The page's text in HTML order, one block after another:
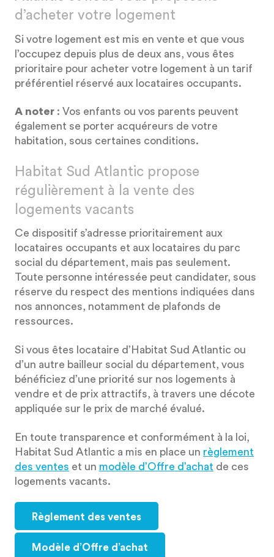
d’acheter votre logement
Si votre logement est mis en vente et que vous
l’occupez depuis plus de deux ans, vous êtes
prioritaire pour acheter votre logement à un tarif
préférentiel réservé aux locataires occupants.
A noter : Vos enfants ou vos parents peuvent
également se porter acquéreurs de votre
habitation, sous certaines conditions.
Habitat Sud Atlantic propose
régulièrement à la vente des
logements vacants
Ce dispositif s’adresse prioritairement aux
locataires occupants et aux locataires du parc
social du département, mais pas seulement.
Toute personne intéressée peut candidater, sous
réserve du respect des mentions indiquées dans
nos annonces, notamment de plafonds de
ressources.
Si vous êtes locataire d’Habitat Sud Atlantic ou
d’un autre bailleur social du département, vous
bénéficiez d’une priorité sur nos logements à
vendre et de prix attractifs, à travers une décote
appliquée sur le prix de marché évalué.
En toute transparence et conformément à la loi,
Habitat Sud Atlantic a mis en place un règlement
des ventes et un modèle d’Offre d’achat de ces
logements vacants.
Règlement des ventes
Modèle d’Offre d’achat